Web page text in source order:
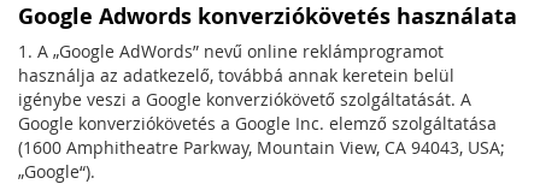
Google Adwords konverziókövetés használata
1. A „Google AdWords” nevű online reklámprogramot
használja az adatkezelő, továbbá annak keretein belül
igénybe veszi a Google konverziókövető szolgáltatását. A
Google konverziókövetés a Google Inc. elemző szolgáltatása
(1600 Amphitheatre Parkway, Mountain View, CA 94043, USA;
„Google“).